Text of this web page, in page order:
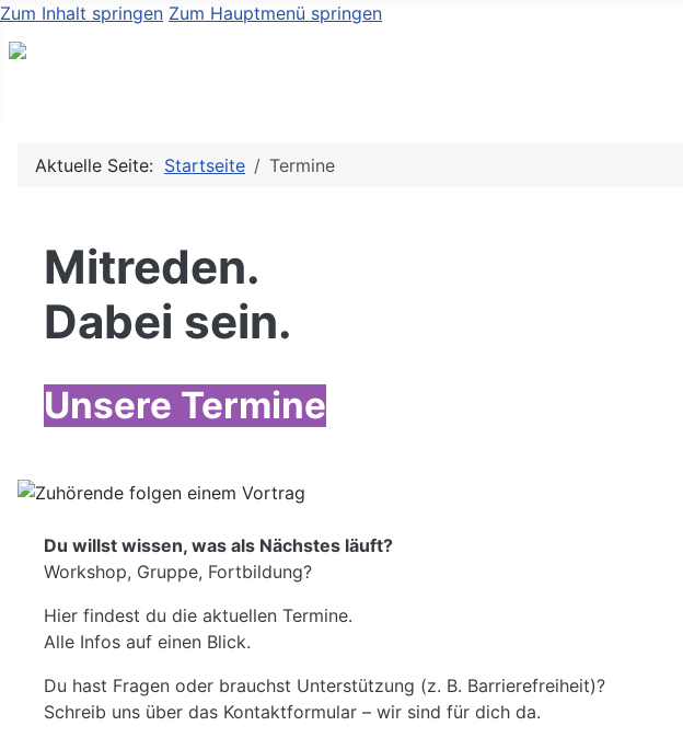
Zum Inhalt springen Zum Hauptmenü springen
Aktuelle Seite: Startseite Termine
Mitreden.
Dabei sein.
Unsere Termine
Du willst wissen, was als Nächstes läuft?
Workshop, Gruppe, Fortbildung?
Hier findest du die aktuellen Termine.
Alle Infos auf einen Blick.
Du hast Fragen oder brauchst Unterstützung (z. B. Barrierefreiheit)?
Schreib uns über das Kontaktformular – wir sind für dich da.